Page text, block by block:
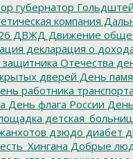
губернатор
компания
ДВЖД Движение
декларация о
Отечества
дверей День
работника транспорта
День флага России
дзюдо диабет
Добрые